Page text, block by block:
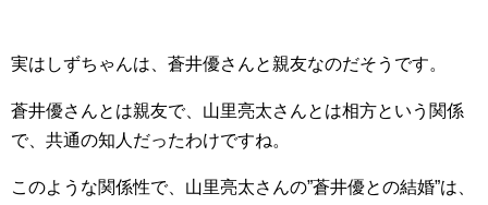
実はしずちゃんは、蒼井優さんと親友なのだそうです。
蒼井優さんとは親友で、山里亮太さんとは相方という関係
で、共通の知人だったわけですね。
このような関係性で、山里亮太さんの”蒼井優との結婚”は、